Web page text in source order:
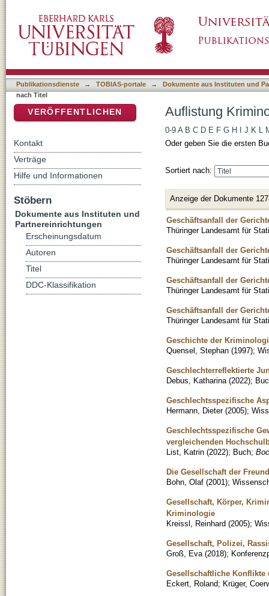
Publikationsdienste → TOBIAS-portale →
Dokumente aus Instituten und
nach Titel
Auflistung
0-9 A B C D E F G H J K L
Oder geben Sie die ersten
Sortiert nach:
Anzeige der Dokumente
Geschäftsanfall der
Thüringer Landesamt für
Geschäftsanfall der
Thüringer Landesamt für
Geschäftsanfall der
Thüringer Landesamt für
Geschäftsanfall der
Thüringer Landesamt für
Geschichte der
Quensel, Stephan (1997);
Geschlechterreflektierte
Debus, Katharina (2022);
Geschlechtsspezifische
Hermann, Dieter (2005);
Geschlechtsspezifische
vergleichenden
List, Katrin (2022); Buch;
Die Gesellschaft der
Bohn, Olaf (2001);
Gesellschaft, Körper,
Kriminologie
Kreissl, Reinhard (2005);
Gesellschaft, Polizei,
Groß, Eva (2018);
Gesellschaftliche Konflikte
Eckert, Roland; Krüger,
VERÖFFENTLICHEN
Kontakt
Verträge
Hilfe und Informationen
Stöbern
Dokumente aus Instituten und
Partnereinrichtungen
Erscheinungsdatum
Autoren
Titel
DDC-Klassifikation